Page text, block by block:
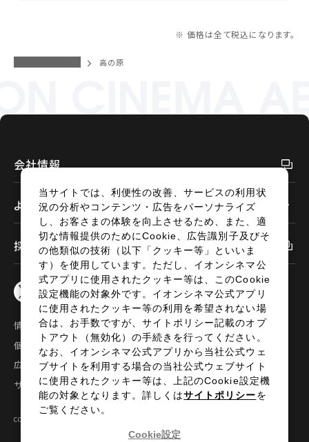
※ 価格は全て税込になります。
高の原
会社情報
よくあるご質問
採用情報
情報セキュリティ
サイトポリシー
個人情報の取扱い
お問い合わせ
広告掲載
特定商取引法に基づく表示
サイトマップ
COPYRIGHT©2024 AEON ENTERTAINMENT CO.,LTD ALL RIGHTS RESERVED.
当サイトでは、利便性の改善、サービスの利用状
況の分析やコンテンツ・広告をパーソナライズ
し、お客さまの体験を向上させるため、また、適
切な情報提供のためにCookie、広告識別子及びそ
の他類似の技術（以下「クッキー等」といいま
す）を使用しています。ただし、イオンシネマ公
式アプリに使用されたクッキー等は、このCookie
設定機能の対象外です。イオンシネマ公式アプリ
に使用されたクッキー等の利用を希望されない場
合は、お手数ですが、サイトポリシー記載のオプ
トアウト（無効化）の手続きを行ってください。
なお、イオンシネマ公式アプリから当社公式ウェ
ブサイトを利用する場合の当社公式ウェブサイト
に使用されたクッキー等は、上記のCookie設定機
能の対象となります。詳しくはサイトポリシーを
ご覧ください。
Cookie設定